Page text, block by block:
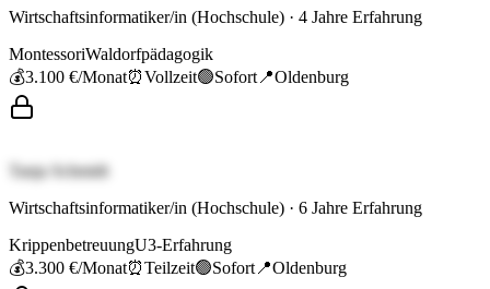
Wirtschaftsinformatiker/in (Hochschule) · 4 Jahre Erfahrung
MontessoriWaldorfpädagogik
💰3.100 €/Monat⏰Vollzeit🟢Sofort 📍Oldenburg
Tanja Schmidt
Wirtschaftsinformatiker/in (Hochschule) · 6 Jahre Erfahrung
KrippenbetreuungU3-Erfahrung
💰3.300 €/Monat⏰Teilzeit🟢Sofort 📍Oldenburg